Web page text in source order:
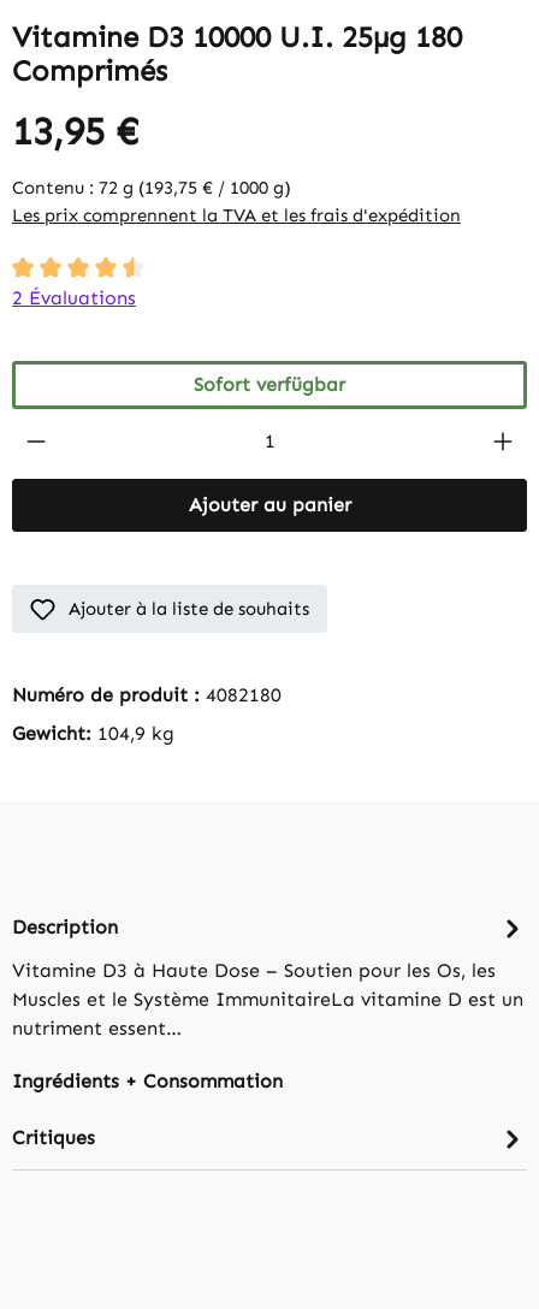
Vitamine D3 10000 U.I. 25µg 180
Comprimés
13,95 €
Contenu : 72 g (193,75 € / 1000 g)
Les prix comprennent la TVA et les frais d'expédition
Durchschnittliche Bewertung von 4.5 von 5 Sternen
2 Évaluations
Sofort verfügbar
Produkt Anzahl: Gib den gewünschten
Ajouter au panier
Ajouter à la liste de souhaits
Numéro de produit : 4082180
Gewicht: 104,9 kg
Description
Vitamine D3 à Haute Dose – Soutien pour les Os, les
Muscles et le Système ImmunitaireLa vitamine D est un
nutriment essent…
Ingrédients + Consommation
Critiques